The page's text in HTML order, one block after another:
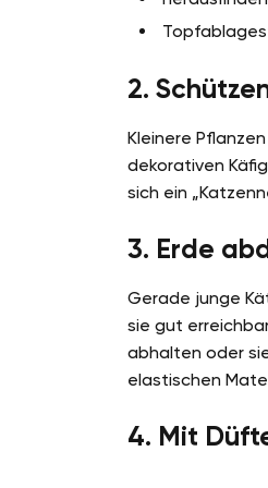
2.
Kleinere
dekorativen
sich ein
3. Erde
Gerade junge
sie gut
abhalten oder
elastischen
4. Mit